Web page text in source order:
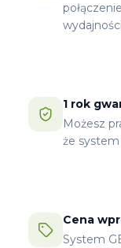
1 rok
Możesz
że system
Cena
System